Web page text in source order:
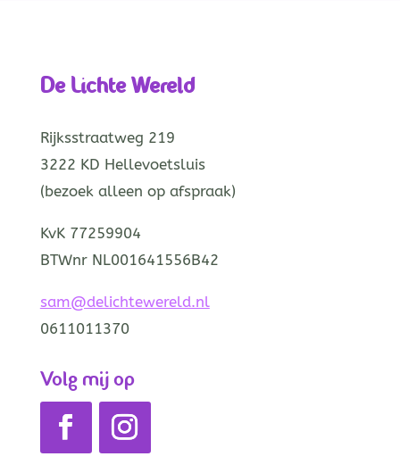
De Lichte Wereld
Rijksstraatweg 219
3222 KD Hellevoetsluis
(bezoek alleen op afspraak)
KvK 77259904
BTWnr NL001641556B42
sam@delichtewereld.nl
0611011370
Volg mij op